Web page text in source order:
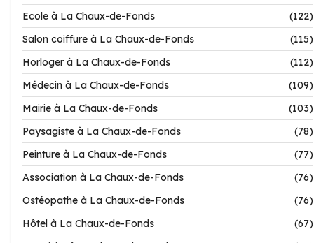
Ecole à La Chaux-de-Fonds
(122)
Salon coiffure à La Chaux-de-Fonds
(115)
Horloger à La Chaux-de-Fonds
(112)
Médecin à La Chaux-de-Fonds
(109)
Mairie à La Chaux-de-Fonds
(103)
Paysagiste à La Chaux-de-Fonds
(78)
Peinture à La Chaux-de-Fonds
(77)
Association à La Chaux-de-Fonds
(76)
Ostéopathe à La Chaux-de-Fonds
(76)
Hôtel à La Chaux-de-Fonds
(67)